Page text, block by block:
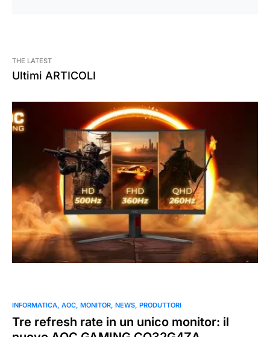
THE LATEST
Ultimi ARTICOLI
0
INFORMATICA AOC MONITOR NEWS PRODUTTORI
Tre refresh rate in un unico monitor: il